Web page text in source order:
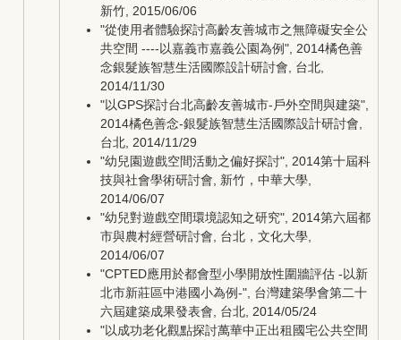
新竹, 2015/06/06
"從使用者體驗探討高齡友善城市之無障礙安全公
共空間 ----以嘉義市嘉義公園為例", 2014橘色善
念銀髮族智慧生活國際設計研討會, 台北,
2014/11/30
"以GPS探討台北高齡友善城市-戶外空間與建築",
2014橘色善念-銀髮族智慧生活國際設計研討會,
台北, 2014/11/29
"幼兒園遊戲空間活動之偏好探討", 2014第十屆科
技與社會學術研討會, 新竹，中華大學,
2014/06/07
"幼兒對遊戲空間環境認知之研究", 2014第六屆都
市與農村經營研討會, 台北，文化大學,
2014/06/07
"CPTED應用於都會型小學開放性圍牆評估 -以新
北市新莊區中港國小為例-", 台灣建築學會第二十
六屆建築成果發表會, 台北, 2014/05/24
"以成功老化觀點探討萬華中正出租國宅公共空間